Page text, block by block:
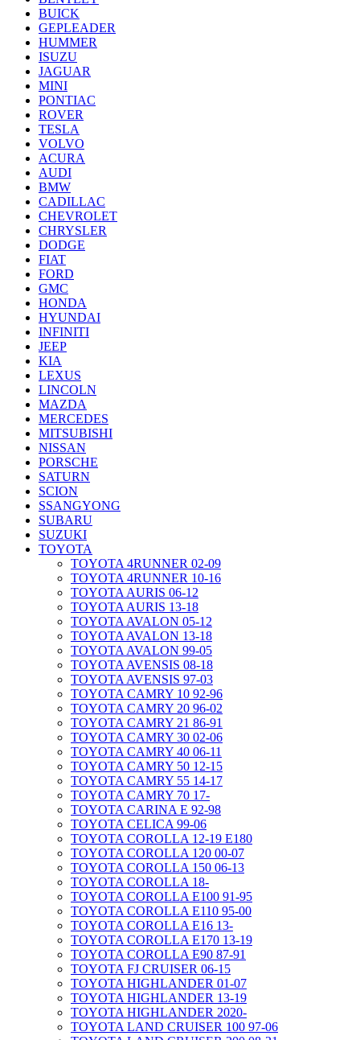
BUICK
GEPLEADER
HUMMER
ISUZU
JAGUAR
MINI
PONTIAC
ROVER
TESLA
VOLVO
ACURA
AUDI
BMW
CADILLAC
CHEVROLET
CHRYSLER
DODGE
FIAT
FORD
GMC
HONDA
HYUNDAI
INFINITI
JEEP
KIA
LEXUS
LINCOLN
MAZDA
MERCEDES
MITSUBISHI
NISSAN
PORSCHE
SATURN
SCION
SSANGYONG
SUBARU
SUZUKI
TOYOTA
TOYOTA 4RUNNER 02-09
TOYOTA 4RUNNER 10-16
TOYOTA AURIS 06-12
TOYOTA AURIS 13-18
TOYOTA AVALON 05-12
TOYOTA AVALON 13-18
TOYOTA AVALON 99-05
TOYOTA AVENSIS 08-18
TOYOTA AVENSIS 97-03
TOYOTA CAMRY 10 92-96
TOYOTA CAMRY 20 96-02
TOYOTA CAMRY 21 86-91
TOYOTA CAMRY 30 02-06
TOYOTA CAMRY 40 06-11
TOYOTA CAMRY 50 12-15
TOYOTA CAMRY 55 14-17
TOYOTA CAMRY 70 17-
TOYOTA CARINA E 92-98
TOYOTA CELICA 99-06
TOYOTA COROLLA 12-19 E180
TOYOTA COROLLA 120 00-07
TOYOTA COROLLA 150 06-13
TOYOTA COROLLA 18-
TOYOTA COROLLA E100 91-95
TOYOTA COROLLA E110 95-00
TOYOTA COROLLA E16 13-
TOYOTA COROLLA E170 13-19
TOYOTA COROLLA E90 87-91
TOYOTA FJ CRUISER 06-15
TOYOTA HIGHLANDER 01-07
TOYOTA HIGHLANDER 13-19
TOYOTA HIGHLANDER 2020-
TOYOTA LAND CRUISER 100 97-06